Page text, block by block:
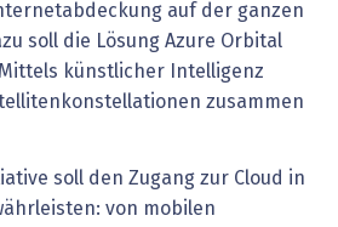
auf der ganzen
soll die Lösung Azure Orbital
künstlicher Intelligenz
zusammen
soll den Zugang zur Cloud in
von mobilen